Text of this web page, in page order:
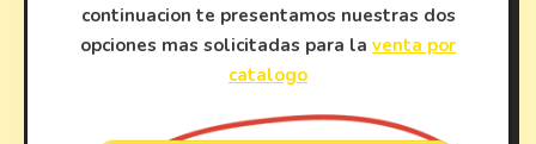
continuacion te presentamos nuestras dos
opciones mas solicitadas para la venta por
catalogo